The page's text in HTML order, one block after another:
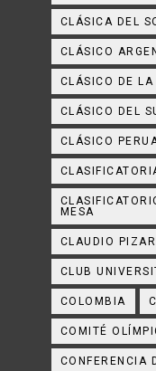
CLÁSICA DEL
CLÁSICO
CLÁSICO DE
CLÁSICO DEL
CLÁSICO
MESA
CLAUDIO
CLUB
COLOMBIA
COMITÉ
CONFERENCIA